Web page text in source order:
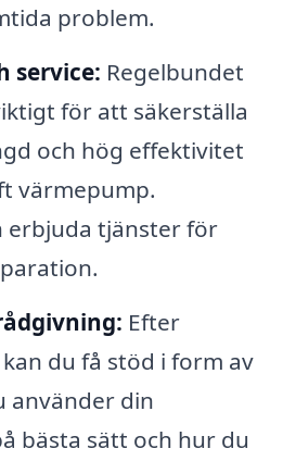
problem.
service: Regelbundet
för att säkerställa
och hög effektivitet
värmepump.
erbjuda tjänster för
Efter
du få stöd i form av
använder din
bästa sätt och hur du